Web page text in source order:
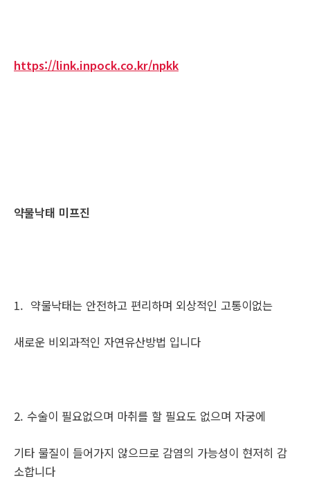
https://link.inpock.co.kr/npkk
약물낙태 미프진
1. 약물낙태는 안전하고 편리하며 외상적인 고통이없는
새로운 비외과적인 자연유산방법 입니다
2. 수술이 필요없으며 마취를 할 필요도 없으며 자궁에
기타 물질이 들어가지 않으므로 감염의 가능성이 현저히 감
소합니다